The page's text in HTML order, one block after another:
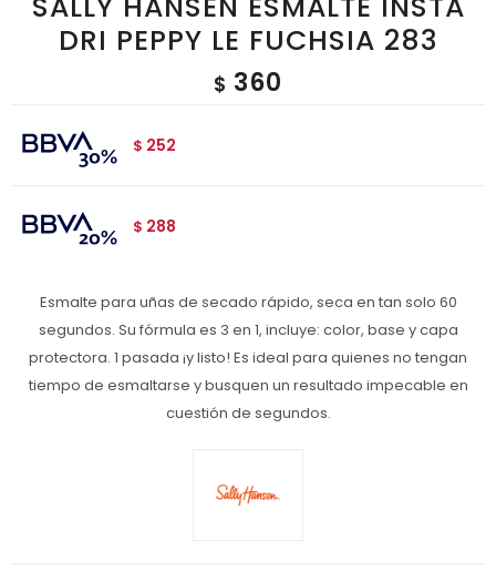
DRI PEPPY LE FUCHSIA 283
$ 360
$ 252
$ 288
Esmalte para uñas de secado rápido, seca en tan solo 60
segundos. Su fórmula es 3 en 1, incluye: color, base y capa
protectora. 1 pasada ¡y listo! Es ideal para quienes no tengan
tiempo de esmaltarse y busquen un resultado impecable en
cuestión de segundos.